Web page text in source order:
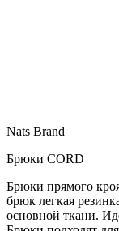
Nats Brand
Брюки CORD
Брюки прямого
брюк легкая
основной ткани.